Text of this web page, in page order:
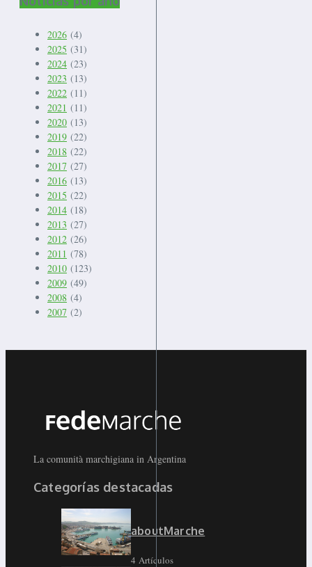
2026 (4)
2025 (31)
2024 (23)
2023 (13)
2022 (11)
2021 (11)
2020 (13)
2019 (22)
2018 (22)
2017 (27)
2016 (13)
2015 (22)
2014 (18)
2013 (27)
2012 (26)
2011 (78)
2010 (123)
2009 (49)
2008 (4)
2007 (2)
La comunità marchigiana in Argentina
Categorías destacadas
aboutMarche
4 Artículos